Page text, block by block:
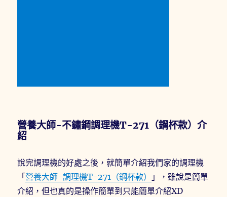
營養大師-不鏽鋼調理機T-271（鋼杯款）介
紹
說完調理機的好處之後，就簡單介紹我們家的調理機
「營養大師-調理機T-271（鋼杯款）
」，雖說是簡單
介紹，但也真的是操作簡單到只能簡單介紹XD